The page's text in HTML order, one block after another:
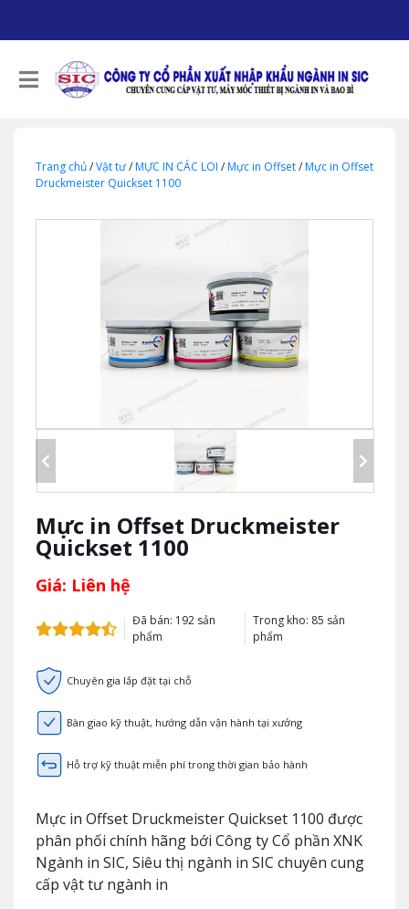
Trang chủ/Vật tư/MỰC IN CÁC LOI /Mực in Offset/Mực in Offset
Druckmeister Quickset 1100
Mực in Offset Druckmeister
Quickset 1100
Giá: Liên hệ
Đã bán: 192 sản
phẩm
Trong kho: 85 sản
phẩm
Chuyên gia lắp đặt tại chỗ
Bàn giao kỹ thuật, hướng dẫn vận hành tại xưởng
Hỗ trợ kỹ thuật miễn phí trong thời gian bảo hành
Mực in Offset Druckmeister Quickset 1100 được
phân phối chính hãng bới Công ty Cổ phần XNK
Ngành in SIC, Siêu thị ngành in SIC chuyên cung
cấp vật tư ngành in